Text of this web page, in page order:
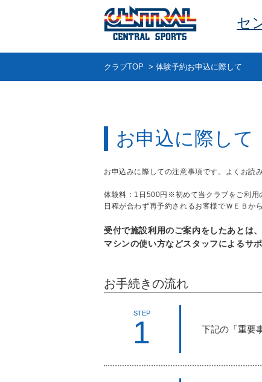
セ
クラブTOP > 体験予約お申込に際して
お申込に際して
お申込みに際しての注意事項です。よくお読
体験料：1日500円※初めて当クラブをご利用
日程が合わず再予約されるお客様でＷＥＢか
受付で施設利用のご案内をしたあとは
マシンの使い方などスタッフによるサ
お手続きの流れ
STEP
1 下記の「重要